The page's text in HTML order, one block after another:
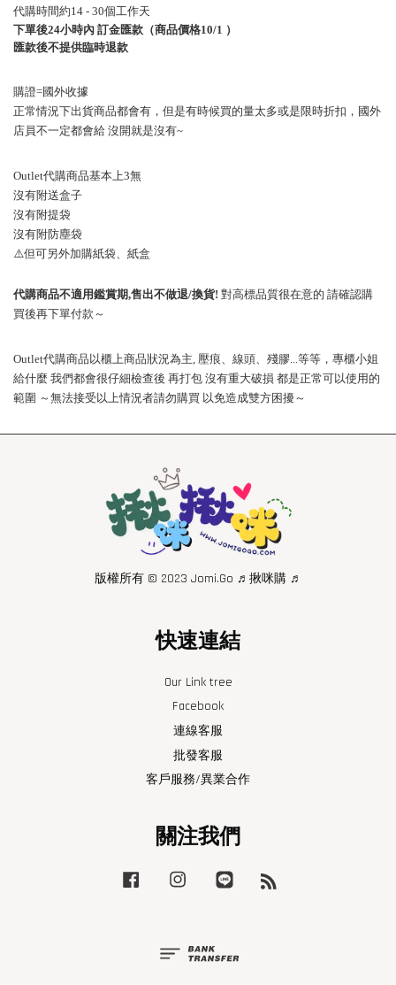
代購時間約14 - 30個工作天
下單後24小時內 訂金匯款（商品價格10/1 ）
匯款後不提供臨時退款
購證=國外收據
正常情況下出貨商品都會有，但是有時候買的量太多或是限時折扣，國外
店員不一定都會給沒開就是沒有~
Outlet代購商品基本上3無
沒有附送盒子
沒有附提袋
沒有附防塵袋
⚠️但可另外加購紙袋、紙盒
代購商品不適用鑑賞期,售出不做退/換貨! 對高標品質很在意的 請確認購
買後再下單付款～
Outlet代購商品以櫃上商品狀況為主, 壓痕、線頭、殘膠...等等，專櫃小姐
給什麼我們都會很仔細檢查後再打包沒有重大破損 都是正常可以使用的
範圍 ～無法接受以上情況者請勿購買 以免造成雙方困擾～
版權所有 © 2023 Jomi.Go ♬揪咪購 ♬
快速連結
Our Link tree
Facebook
連線客服
批發客服
客戶服務/異業合作
關注我們
Facebook Instagram